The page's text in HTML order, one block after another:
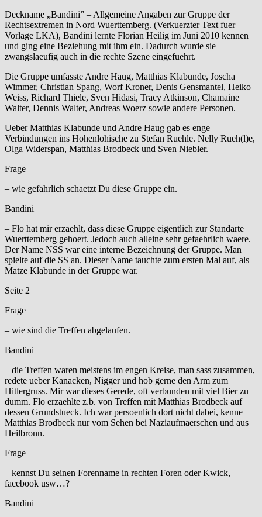
Deckname „Bandini” – Allgemeine Angaben zur Gruppe der
Rechtsextremen in Nord Wuerttemberg. (Verkuerzter Text fuer
Vorlage LKA), Bandini lernte Florian Heilig im Juni 2010 kennen
und ging eine Beziehung mit ihm ein. Dadurch wurde sie
zwangslaeufig auch in die rechte Szene eingefuehrt.
Die Gruppe umfasste Andre Haug, Matthias Klabunde, Joscha
Wimmer, Christian Spang, Worf Kroner, Denis Gensmantel, Heiko
Weiss, Richard Thiele, Sven Hidasi, Tracy Atkinson, Chamaine
Walter, Dennis Walter, Andreas Woerz sowie andere Personen.
Ueber Matthias Klabunde und Andre Haug gab es enge
Verbindungen ins Hohenlohische zu Stefan Ruehle. Nelly Rueh(l)e,
Olga Widerspan, Matthias Brodbeck und Sven Niebler.
Frage
– wie gefahrlich schaetzt Du diese Gruppe ein.
Bandini
– Flo hat mir erzaehlt, dass diese Gruppe eigentlich zur Standarte
Wuerttemberg gehoert. Jedoch auch alleine sehr gefaehrlich waere.
Der Name NSS war eine interne Bezeichnung der Gruppe. Man
spielte auf die SS an. Dieser Name tauchte zum ersten Mal auf, als
Matze Klabunde in der Gruppe war.
Seite 2
Frage
– wie sind die Treffen abgelaufen.
Bandini
– die Treffen waren meistens im engen Kreise, man sass zusammen,
redete ueber Kanacken, Nigger und hob gerne den Arm zum
Hitlergruss. Mir war dieses Gerede, oft verbunden mit viel Bier zu
dumm. Flo erzaehlte z.b. von Treffen mit Matthias Brodbeck auf
dessen Grundstueck. Ich war persoenlich dort nicht dabei, kenne
Matthias Brodbeck nur vom Sehen bei Naziaufmaerschen und aus
Heilbronn.
Frage
– kennst Du seinen Forenname in rechten Foren oder Kwick,
facebook usw…?
Bandini